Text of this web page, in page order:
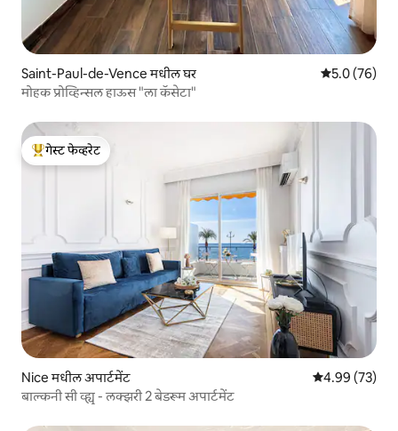
Saint-Paul-de-Vence मधील घर 5 पैकी 5.0
5.0 (76)
मोहक प्रोव्हिन्सल हाऊस "ला कॅसेटा"
टॉप गेस्ट फेव्हरेट
गेस्ट फेव्हरेट
Nice मधील अपार्टमेंट 5 पैकी 4.99
4.99 (73)
बाल्कनी सी व्ह्यू - लक्झरी 2 बेडरूम अपार्टमेंट